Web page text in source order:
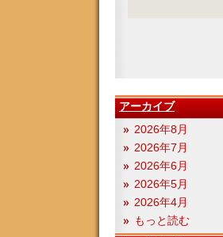
アーカイブ
2026年8月
2026年7月
2026年6月
2026年5月
2026年4月
もっと読む